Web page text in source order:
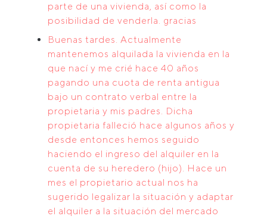
parte de una vivienda, así como la
posibilidad de venderla. gracias
Buenas tardes. Actualmente
mantenemos alquilada la vivienda en la
que nací y me crié hace 40 años
pagando una cuota de renta antigua
bajo un contrato verbal entre la
propietaria y mis padres. Dicha
propietaria falleció hace algunos años y
desde entonces hemos seguido
haciendo el ingreso del alquiler en la
cuenta de su heredero (hijo). Hace un
mes el propietario actual nos ha
sugerido legalizar la situación y adaptar
el alquiler a la situación del mercado